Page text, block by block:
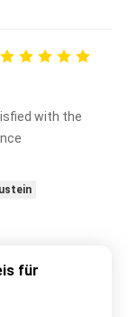
with the
für